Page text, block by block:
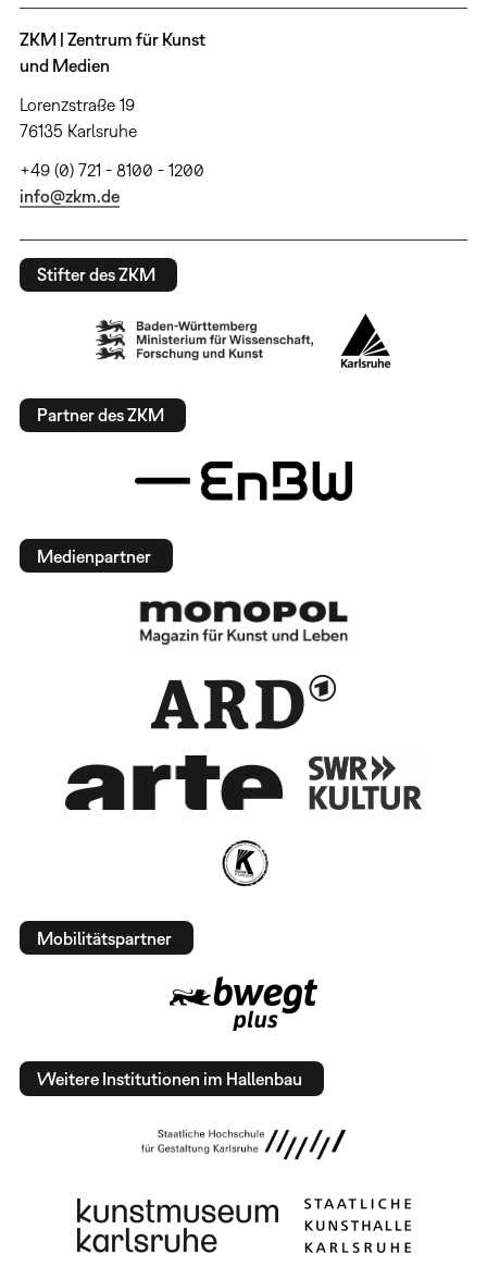
ZKM | Zentrum für Kunst
und Medien
Lorenzstraße 19
76135 Karlsruhe
+49 (0) 721 - 8100 - 1200
info@zkm.de
Stifter des ZKM
Partner des ZKM
Medienpartner
Mobilitätspartner
Weitere Institutionen im Hallenbau